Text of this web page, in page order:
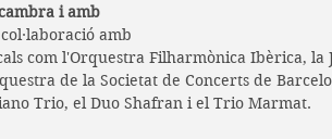
i amb
amb
com l'Orquestra Filharmònica Ibèrica, la
de la Societat de Concerts de
Trio, el Duo Shafran i el Trio Marmat.